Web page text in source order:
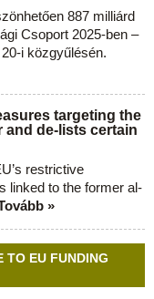
887 milliárd
Csoport 2025-ben –
i közgyűlésén.
targeting the
and de-lists certain
restrictive
linked to the former al-
»
TO EU FUNDING